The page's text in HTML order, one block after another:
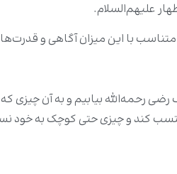
علیهم‌السلام.
متناسب با این میزان آگاهی و
بیابیم و به آن چیزی
کند و چیزی حتی کوچک به خود